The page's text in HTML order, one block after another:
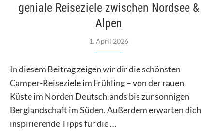
geniale Reiseziele zwischen Nordsee &
Alpen
1. April 2026
In diesem Beitrag zeigen wir dir die schönsten
Camper-Reiseziele im Frühling – von der rauen
Küste im Norden Deutschlands bis zur sonnigen
Berglandschaft im Süden. Außerdem erwarten dich
inspirierende Tipps für die …